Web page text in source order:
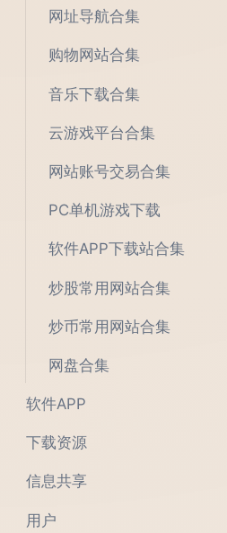
网址导航合集
购物网站合集
音乐下载合集
云游戏平台合集
网站账号交易合集
PC单机游戏下载
软件APP下载站合集
炒股常用网站合集
炒币常用网站合集
网盘合集
软件APP
下载资源
信息共享
用户